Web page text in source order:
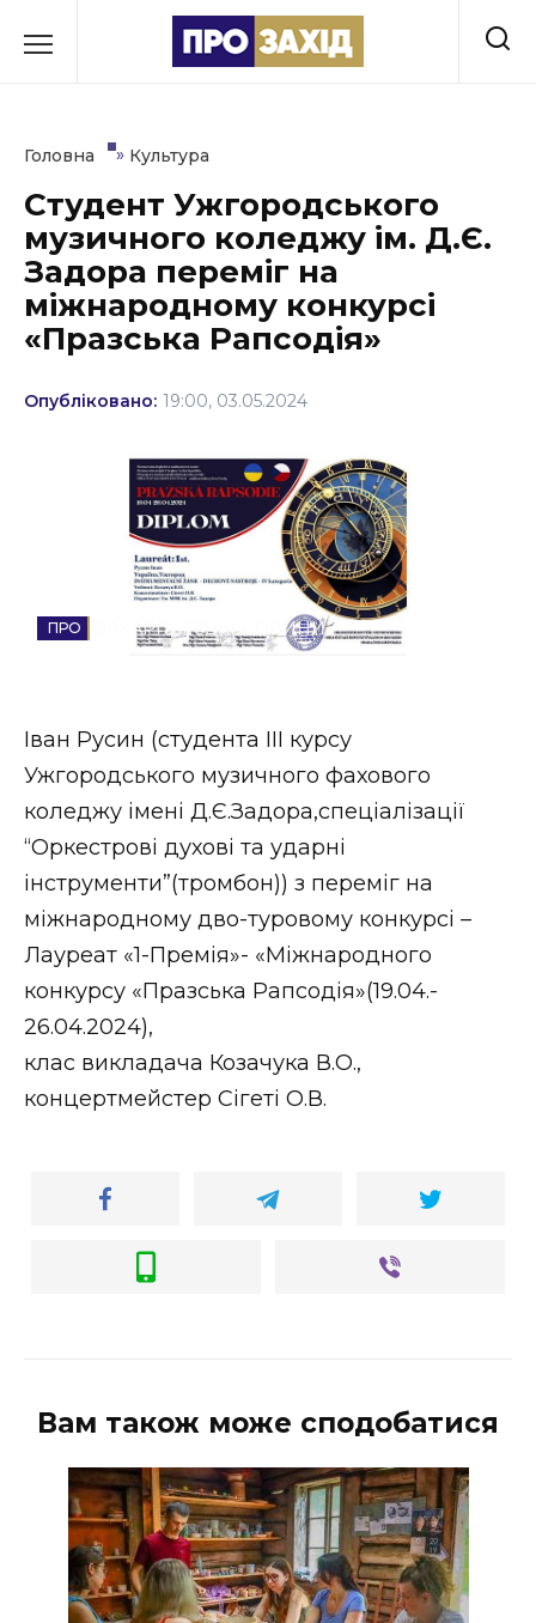
до
Культура
Освіта
Події
Політика
Стиль життя
Втрачений Ужгород
ЗАКАРПАТСЬКІ НОВИНИ
НОВИНИ ЗАХІДНОЇ УКРАЇНИ
ФОТО
Головна » Культура
Студент Ужгородського
музичного коледжу ім. Д.Є.
Задора переміг на
міжнародному конкурсі
«Празська Рапсодія»
Опубліковано: 19:00, 03.05.2024
ЗАКАРПАТСЬКІ НОВИНИ
Іван Русин (студента IІІ курсу
Ужгородського музичного фахового
коледжу імені Д.Є.Задора,спеціалізації
“Оркестрові духові та ударні
інструменти”(тромбон)) з переміг на
міжнародному дво-туровому конкурсі –
Лауреат «1-Премія»- «Міжнародного
конкурсу «Празська Рапсодія»(19.04.-
26.04.2024),
клас викладача Козачука В.О.,
концертмейстер Сігеті О.В.
Вам також може сподобатися